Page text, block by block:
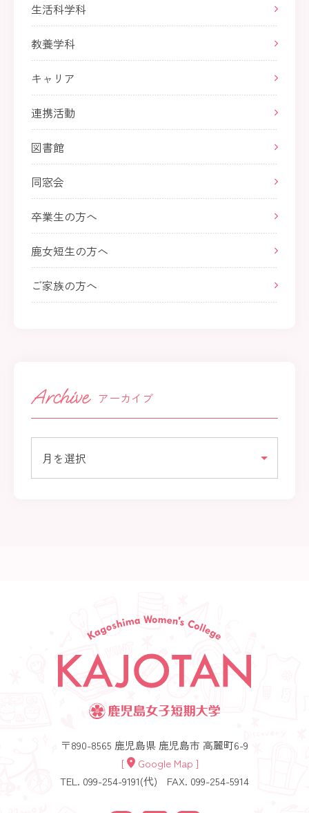
生活科学科
教養学科
キャリア
連携活動
図書館
同窓会
卒業生の方へ
鹿女短生の方へ
ご家族の方へ
アーカイブ
〒890-8565 鹿児島県 鹿児島市 高麗町6-9
[
Google Map ]
TEL. 099-254-9191(代)
FAX. 099-254-5914